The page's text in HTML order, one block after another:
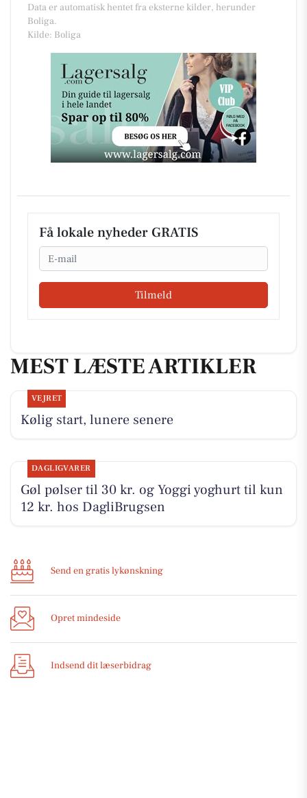
Data er automatisk hentet fra eksterne kilder, herunder
Boliga.
Kilde: Boliga
Få lokale nyheder GRATIS
Email
Tilmeld
MEST LÆSTE ARTIKLER
VEJRET
Kølig start, lunere senere
DAGLIGVARER
Gøl pølser til 30 kr. og Yoggi yoghurt til kun
12 kr. hos DagliBrugsen
Send en gratis lykønskning
Opret mindeside
Indsend dit læserbidrag